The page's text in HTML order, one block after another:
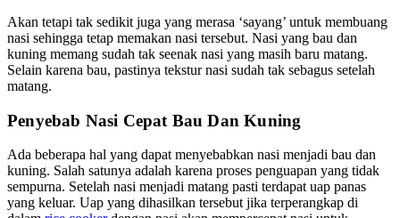
Akan tetapi tak sedikit juga yang merasa ‘sayang’ untuk membuang
nasi sehingga tetap memakan nasi tersebut. Nasi yang bau dan
kuning memang sudah tak seenak nasi yang masih baru matang.
Selain karena bau, pastinya tekstur nasi sudah tak sebagus setelah
matang.
Penyebab Nasi Cepat Bau Dan Kuning
Ada beberapa hal yang dapat menyebabkan nasi menjadi bau dan
kuning. Salah satunya adalah karena proses penguapan yang tidak
sempurna. Setelah nasi menjadi matang pasti terdapat uap panas
yang keluar. Uap yang dihasilkan tersebut jika terperangkap di